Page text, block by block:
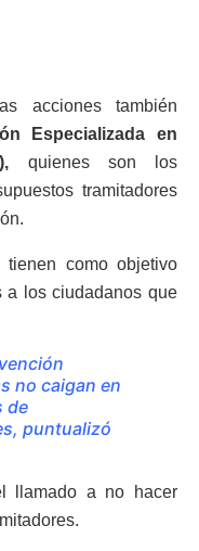
acciones también
Especializada en
quienes son los
tramitadores
tienen como objetivo
a los ciudadanos que
no caigan en
de
puntualizó
llamado a no hacer